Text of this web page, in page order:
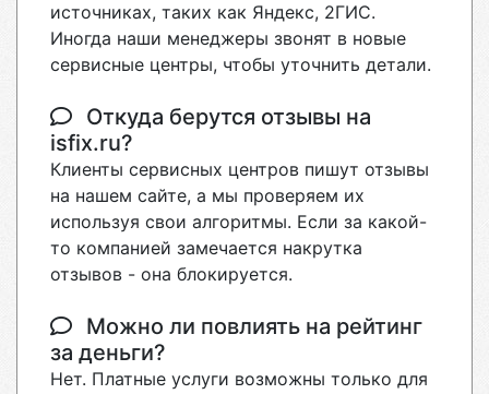
источниках, таких как Яндекс, 2ГИС.
Иногда наши менеджеры звонят в новые
сервисные центры, чтобы уточнить детали.
Откуда берутся отзывы на
isfix.ru?
Клиенты сервисных центров пишут отзывы
на нашем сайте, а мы проверяем их
используя свои алгоритмы. Если за какой-
то компанией замечается накрутка
отзывов - она блокируется.
Можно ли повлиять на рейтинг
за деньги?
Нет. Платные услуги возможны только для